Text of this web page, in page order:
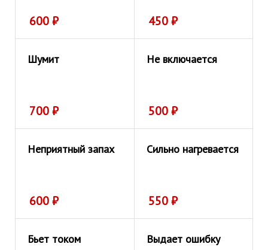
600₽ 450₽
Шумит
700₽
Не включается
500₽
Неприятный запах
600₽
Сильно нагревается
550₽
Бьет током Выдает ошибку